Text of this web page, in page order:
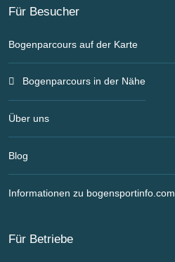
Für Besucher
Bogenparcours auf der Karte
Bogenparcours in der Nähe
Über uns
Blog
Informationen zu bogensportinfo.com
Für Betriebe